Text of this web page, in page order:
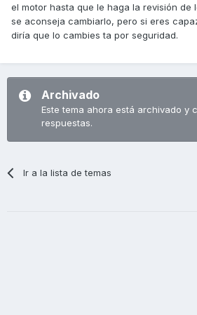
el motor hasta que le haga la revisión de
se aconseja cambiarlo, pero si eres
diría que lo cambies ta por seguridad.
Archivado
Este tema ahora está archivado y
respuestas.
Ir a la lista de temas